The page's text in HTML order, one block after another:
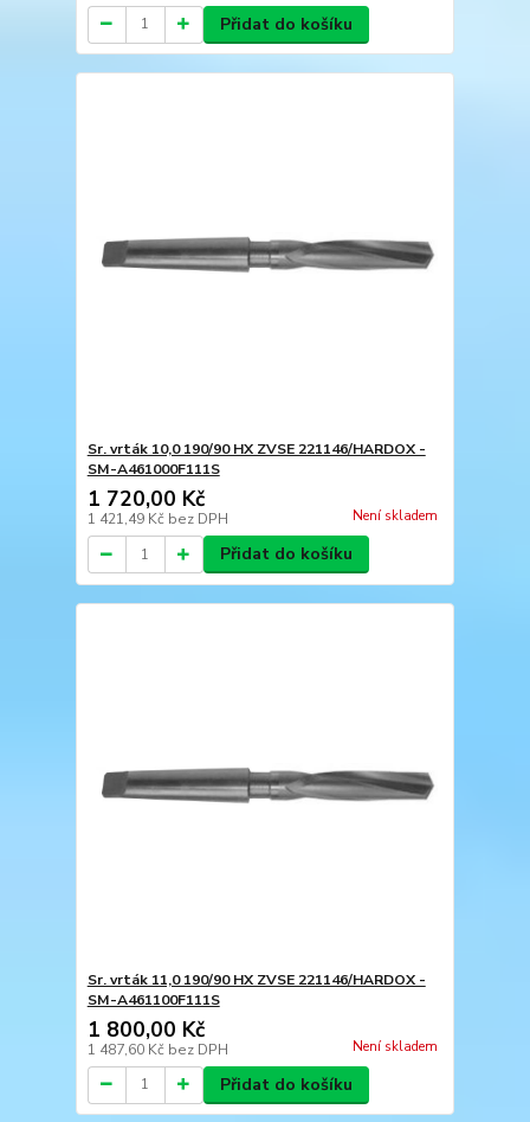
Přidat do košíku
Sr. vrták 10,0 190/90 HX ZVSE 221146/HARDOX -
SM-A461000F111S
1 720,00 Kč
1 421,49 Kč bez DPH Není skladem
Přidat do košíku
Sr. vrták 11,0 190/90 HX ZVSE 221146/HARDOX -
SM-A461100F111S
1 800,00 Kč
1 487,60 Kč bez DPH Není skladem
Přidat do košíku